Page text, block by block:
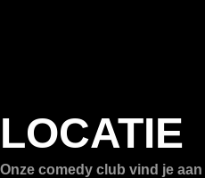
LOCATIE
Onze comedy club vind je aan